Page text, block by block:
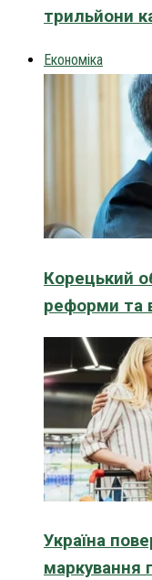
трильйони
Економіка
Корецький
реформи та
Україна
маркування